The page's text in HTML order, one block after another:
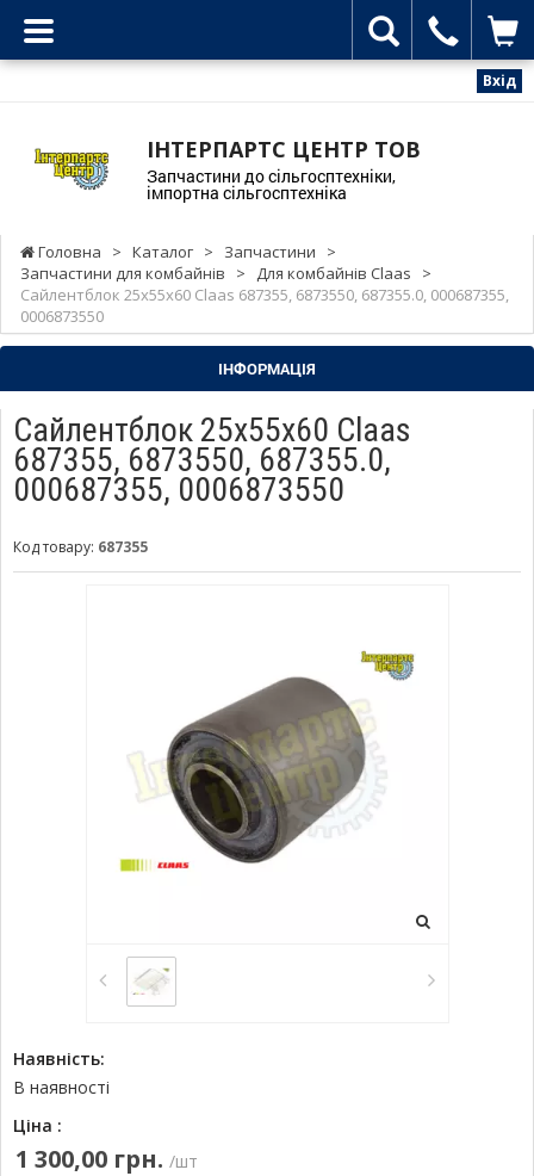
Вхід
ІНТЕРПАРТС ЦЕНТР ТОВ
Запчастини до сільгосптехніки,
імпортна сільгосптехніка
Головна > Каталог > Запчастини
>
Запчастини для комбайнів
> Для комбайнів Claas
>
Сайлентблок 25х55х60 Claas 687355, 6873550, 687355.0, 000687355,
0006873550
ІНФОРМАЦІЯ
Сайлентблок 25х55х60 Claas
687355, 6873550, 687355.0,
000687355, 0006873550
Код товару: 687355
Наявність:
В наявності
Ціна :
1 300,00 грн. /шт